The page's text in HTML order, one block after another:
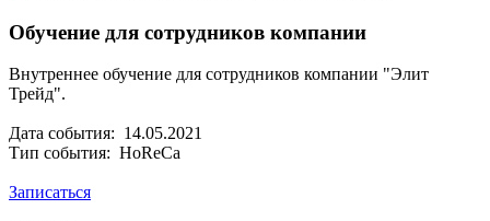
Обучение для сотрудников компании
Внутреннее обучение для сотрудников компании "Элит
Трейд".
Дата события: 14.05.2021
Тип события: HoReCa
Записаться